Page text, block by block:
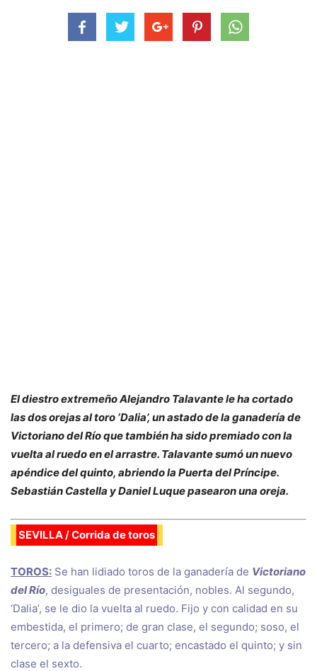
El diestro extremeño Alejandro Talavante le ha cortado
las dos orejas al toro ‘Dalia’, un astado de la ganadería de
Victoriano del Río que también ha sido premiado con la
vuelta al ruedo en el arrastre. Talavante sumó un nuevo
apéndice del quinto, abriendo la Puerta del Príncipe.
Sebastián Castella y Daniel Luque pasearon una oreja.
SEVILLA / Corrida de toros
TOROS: Se han lidiado toros de la ganadería de Victoriano
del Río, desiguales de presentación, nobles. Al segundo,
‘Dalia’, se le dio la vuelta al ruedo. Fijo y con calidad en su
embestida, el primero; de gran clase, el segundo; soso, el
tercero; a la defensiva el cuarto; encastado el quinto; y sin
clase el sexto.